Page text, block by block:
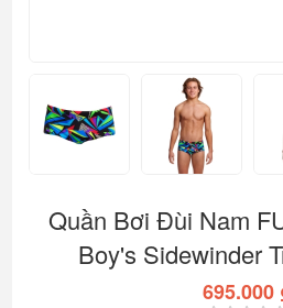
Quần Bơi Đùi Nam
Boy's Sidewinder
695.000